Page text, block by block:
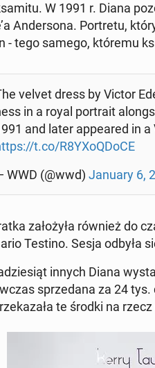
W 1991 r. Diana
An­der­so­na. Por­tre­tu,
- tego samego, któremu
velvet dress by Victor
in a royal por­tra­it
and later ap­pe­ared in
t.co/R8YXo­QDo­CE
WWD (@wwd) January 6,
za­ło­ży­ła również do
Testino. Sesja odbyła
innych Diana
sprze­da­na za 24
te środki na